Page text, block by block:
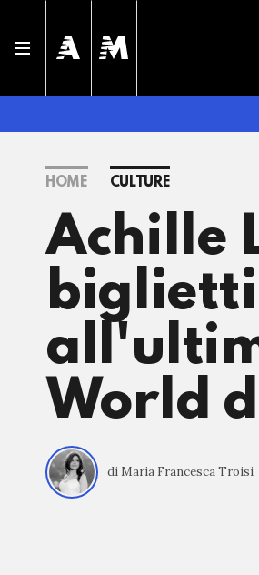
HOME CULTURE
Achille
biglietti
World
di Maria Francesca Troisi